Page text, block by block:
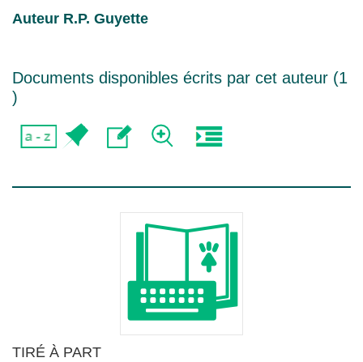
Auteur R.P. Guyette
Documents disponibles écrits par cet auteur (1
)
TIRÉ À PART